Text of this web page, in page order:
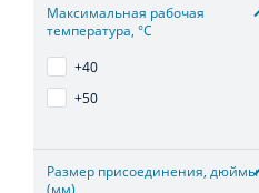
Максимальная рабочая
температура, °С
+40
+50
Размер присоединения, дюймы
(мм)